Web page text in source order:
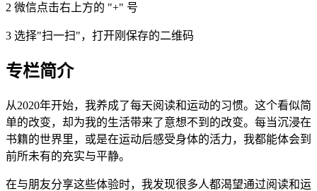
2 微信点击右上方的 "+" 号
3 选择"扫一扫"，打开刚保存的二维码
专栏简介
从2020年开始，我养成了每天阅读和运动的习惯。这个看似简
单的改变，却为我的生活带来了意想不到的改变。每当沉浸在
书籍的世界里，或是在运动后感受身体的活力，我都能体会到
前所未有的充实与平静。
在与朋友分享这些体验时，我发现很多人都渴望通过阅读和运